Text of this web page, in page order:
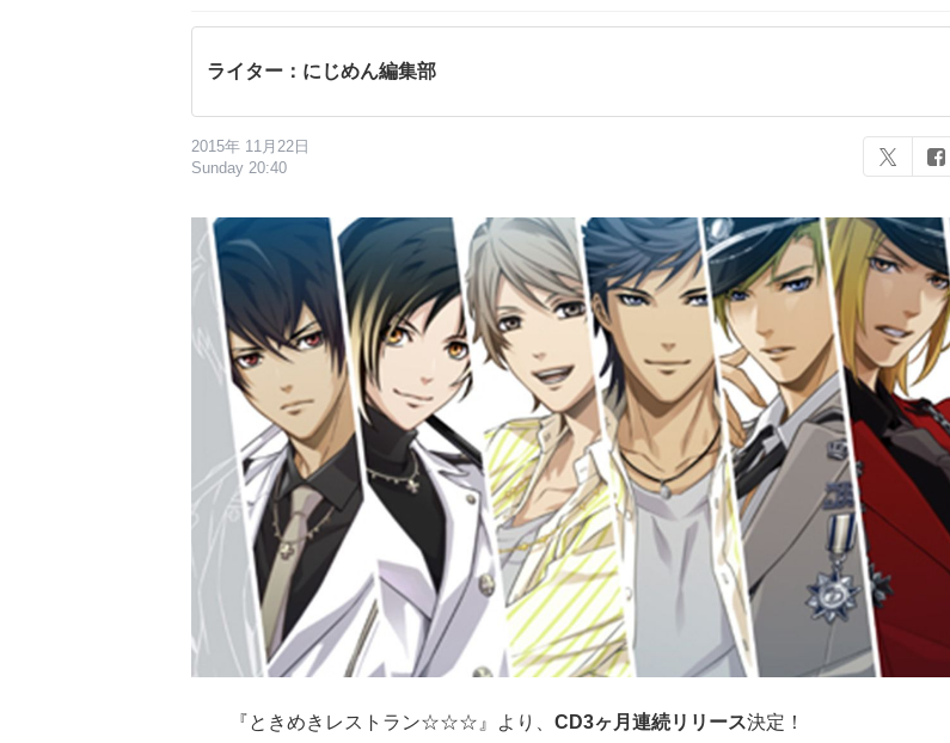
ライター：にじめん編集部
2015年 11月22日
Sunday 20:40
『ときめきレストラン☆☆☆』より、 CD3ヶ月連続リリース決定！